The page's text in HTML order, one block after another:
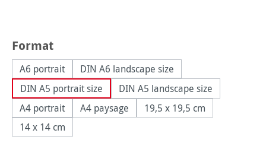
Sélectionnez
Format
A6 portrait
DIN A6 landscape size
DIN A5 portrait size
DIN A5 landscape size
A4 portrait
A4 paysage
19,5 x 19,5 cm
14 x 14 cm